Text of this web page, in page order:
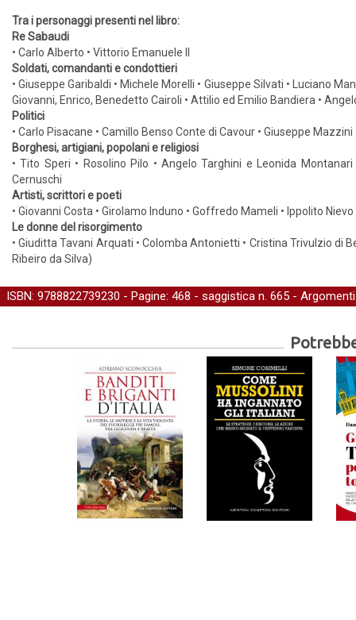
Tra i personaggi presenti nel libro:
Re Sabaudi
• Carlo Alberto • Vittorio Emanuele II
Soldati, comandanti e condottieri
• Giuseppe Garibaldi • Michele Morelli • Giuseppe Silvati • Luciano
Giovanni, Enrico, Benedetto Cairoli • Attilio ed Emilio Bandiera •
Politici
• Carlo Pisacane • Camillo Benso Conte di Cavour • Giuseppe
Borghesi, artigiani, popolani e religiosi
• Tito Speri • Rosolino Pilo • Angelo Targhini e Leonida
Cernuschi
Artisti, scrittori e poeti
• Giovanni Costa • Girolamo Induno • Goffredo Mameli • Ippolito
Le donne del risorgimento
• Giuditta Tavani Arquati • Colomba Antonietti • Cristina Trivulzio di
Ribeiro da Silva)
ISBN: 9788822739230 - Pagine: 468 - saggistica n. 665 -